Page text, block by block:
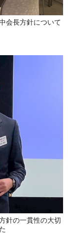
会長方針について
針の一貫性の大切